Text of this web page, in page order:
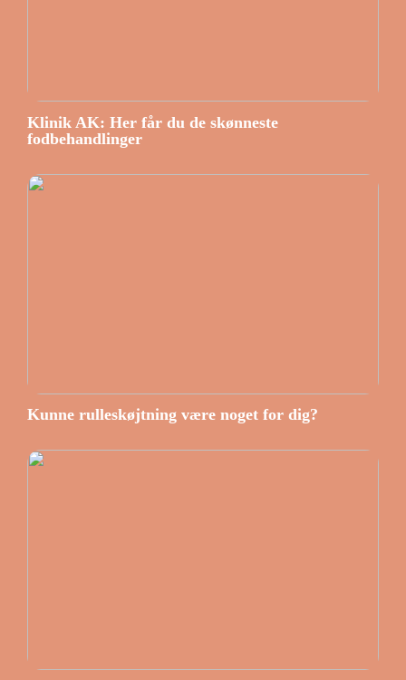
Klinik AK: Her får du de skønneste
fodbehandlinger
Kunne rulleskøjtning være noget for dig?